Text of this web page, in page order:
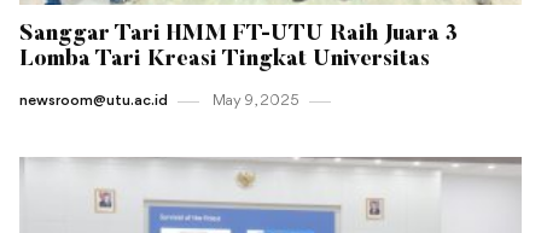
Sanggar Tari HMM FT-UTU Raih Juara 3
Lomba Tari Kreasi Tingkat Universitas
newsroom@utu.ac.id May 9 , 2025